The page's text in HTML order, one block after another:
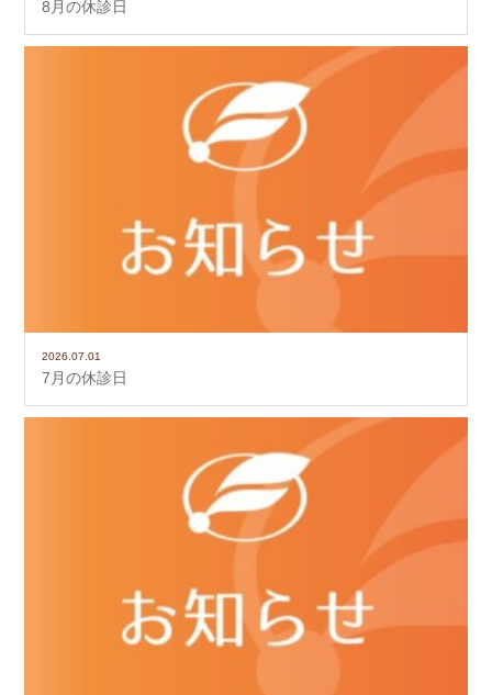
8月の休診日
2026.07.01
7月の休診日